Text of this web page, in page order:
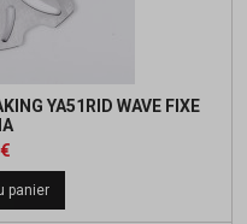
YA51RID WAVE FIXE
base
panier